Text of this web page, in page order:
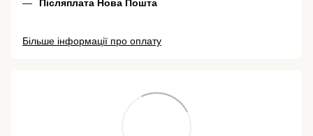
Післяплата Нова Пошта
Більше інформації про оплату